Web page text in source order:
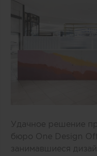
Удачное решение
бюро One Design
занимавшиеся